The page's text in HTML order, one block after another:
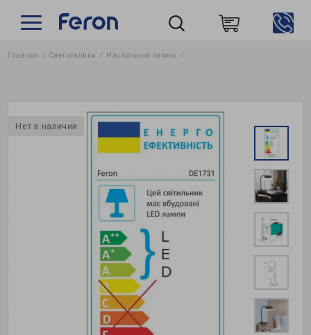
Главная Светильники Настольные лампы
Нет в наличии